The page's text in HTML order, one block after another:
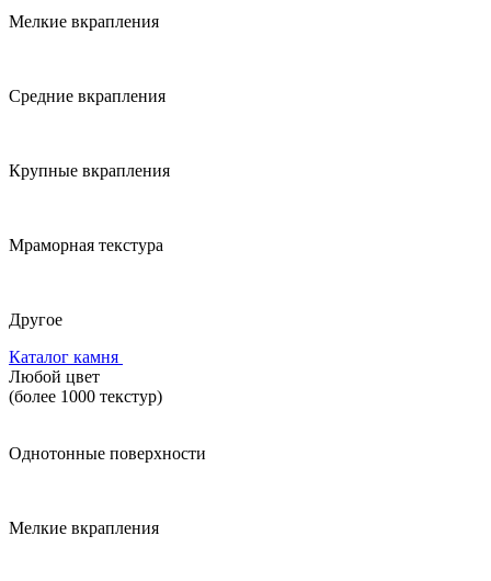
Мелкие вкрапления
Средние вкрапления
Крупные вкрапления
Мраморная текстура
Другое
Каталог камня
Любой цвет
(более 1000 текстур)
Однотонные поверхности
Мелкие вкрапления